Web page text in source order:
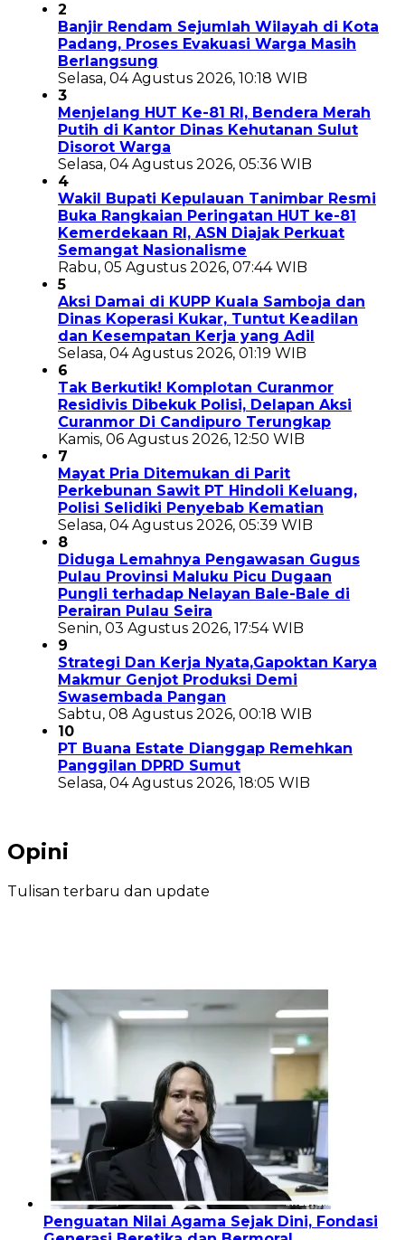
2
Banjir Rendam Sejumlah Wilayah di Kota
Padang, Proses Evakuasi Warga Masih
Berlangsung
Selasa, 04 Agustus 2026, 10:18 WIB
3
Menjelang HUT Ke-81 RI, Bendera Merah
Putih di Kantor Dinas Kehutanan Sulut
Disorot Warga
Selasa, 04 Agustus 2026, 05:36 WIB
4
Wakil Bupati Kepulauan Tanimbar Resmi
Buka Rangkaian Peringatan HUT ke-81
Kemerdekaan RI, ASN Diajak Perkuat
Semangat Nasionalisme
Rabu, 05 Agustus 2026, 07:44 WIB
5
Aksi Damai di KUPP Kuala Samboja dan
Dinas Koperasi Kukar, Tuntut Keadilan
dan Kesempatan Kerja yang Adil
Selasa, 04 Agustus 2026, 01:19 WIB
6
Tak Berkutik! Komplotan Curanmor
Residivis Dibekuk Polisi, Delapan Aksi
Curanmor Di Candipuro Terungkap
Kamis, 06 Agustus 2026, 12:50 WIB
7
Mayat Pria Ditemukan di Parit
Perkebunan Sawit PT Hindoli Keluang,
Polisi Selidiki Penyebab Kematian
Selasa, 04 Agustus 2026, 05:39 WIB
8
Diduga Lemahnya Pengawasan Gugus
Pulau Provinsi Maluku Picu Dugaan
Pungli terhadap Nelayan Bale-Bale di
Perairan Pulau Seira
Senin, 03 Agustus 2026, 17:54 WIB
9
Strategi Dan Kerja Nyata,Gapoktan Karya
Makmur Genjot Produksi Demi
Swasembada Pangan
Sabtu, 08 Agustus 2026, 00:18 WIB
10
PT Buana Estate Dianggap Remehkan
Panggilan DPRD Sumut
Selasa, 04 Agustus 2026, 18:05 WIB
Opini
Tulisan terbaru dan update
Penguatan Nilai Agama Sejak Dini, Fondasi